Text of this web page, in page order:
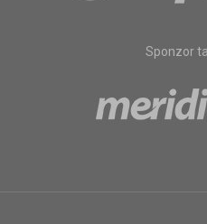
Sponzor